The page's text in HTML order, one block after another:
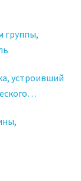
группы,
устроивший